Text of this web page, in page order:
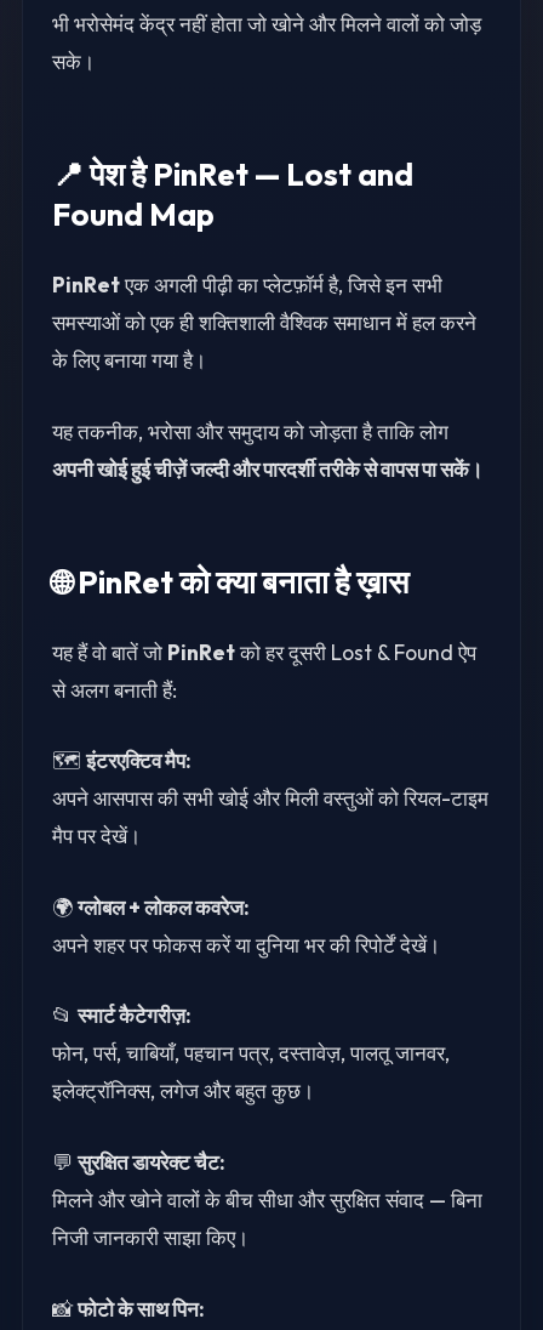
भी भरोसेमंद केंद्र नहीं होता जो खोने और मिलने वालों को जोड़
सके।
📍 पेश है PinRet — Lost and
Found Map
PinRetएक अगली पीढ़ी का प्लेटफ़ॉर्म है, जिसे इन सभी
समस्याओं को एक ही शक्तिशाली वैश्विक समाधान में हल करने
के लिए बनाया गया है।
यह तकनीक, भरोसा और समुदाय को जोड़ता है ताकि लोग
अपनी खोई हुई चीज़ें जल्दी और पारदर्शी तरीके से वापस पा सकें।
🌐 PinRet को क्या बनाता है ख़ास
यह हैं वो बातें जो PinRetको हर दूसरी Lost & Found ऐप
से अलग बनाती हैं:
🗺️इंटरएक्टिव मैप:
अपने आसपास की सभी खोई और मिली वस्तुओं को रियल-टाइम
मैप पर देखें।
🌍ग्लोबल + लोकल कवरेज:
अपने शहर पर फोकस करें या दुनिया भर की रिपोर्टें देखें।
📂स्मार्ट कैटेगरीज़:
फोन, पर्स, चाबियाँ, पहचान पत्र, दस्तावेज़, पालतू जानवर,
इलेक्ट्रॉनिक्स, लगेज और बहुत कुछ।
💬सुरक्षित डायरेक्ट चैट:
मिलने और खोने वालों के बीच सीधा और सुरक्षित संवाद — बिना
निजी जानकारी साझा किए।
📸फोटो के साथ पिन: